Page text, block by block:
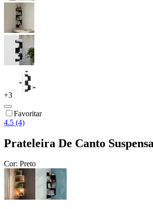
+3
Favoritar
4.5 (4)
Prateleira De Canto
Cor: Preto